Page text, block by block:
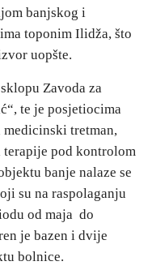
banjskog i
toponim Ilidža, što
uopšte.
Zavoda za
te je posjetiocima
tretman,
pod kontrolom
banje nalaze se
su na raspolaganju
od maja do
je bazen i dvije
bolnice.